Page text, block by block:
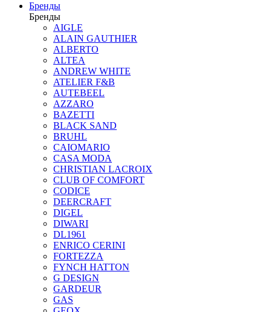
Бренды
Бренды
AIGLE
ALAIN GAUTHIER
ALBERTO
ALTEA
ANDREW WHITE
ATELIER F&B
AUTEBEEL
AZZARO
BAZETTI
BLACK SAND
BRUHL
CAIOMARIO
CASA MODA
CHRISTIAN LACROIX
CLUB OF COMFORT
CODICE
DEERCRAFT
DIGEL
DIWARI
DL1961
ENRICO CERINI
FORTEZZA
FYNCH HATTON
G DESIGN
GARDEUR
GAS